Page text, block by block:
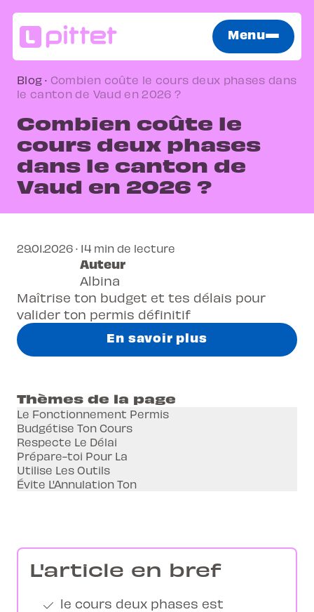
Menu
Blog · Combien coûte le cours deux phases dans
le canton de Vaud en 2026 ?
Combien coûte le
cours deux phases
dans le canton de
Vaud en 2026 ?
Maîtrise ton budget et tes délais pour
valider ton permis définitif
En savoir plus
29.01.2026 · 14 min de lecture
Auteur
Albina
Thèmes de la page
Le Fonctionnement Permis
Budgétise Ton Cours
Respecte Le Délai
Prépare-toi Pour La
Utilise Les Outils
Évite L'Annulation Ton
L'article en bref
le cours deux phases est